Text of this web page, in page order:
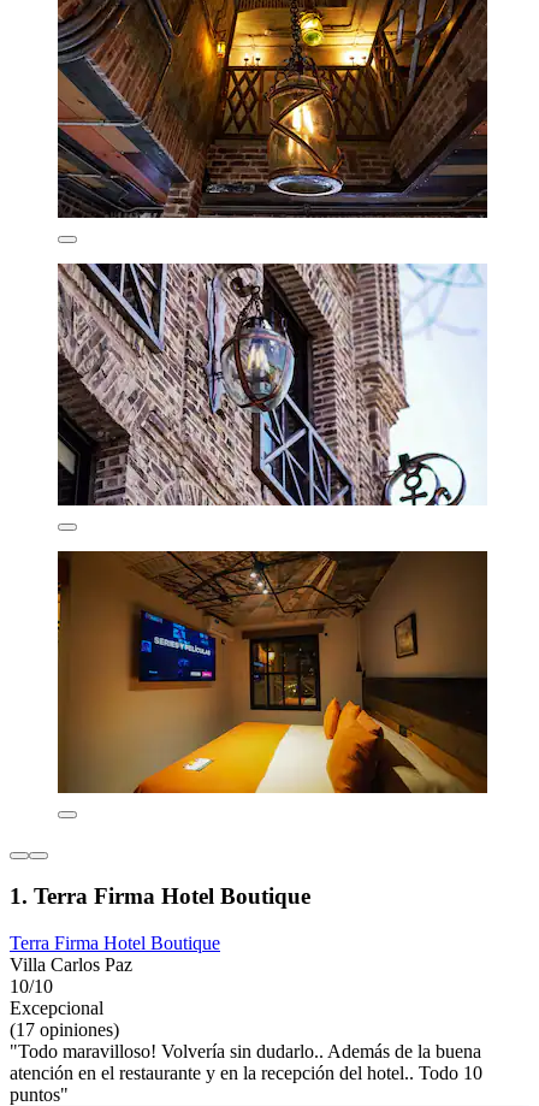
1. Terra Firma Hotel Boutique
Terra Firma Hotel Boutique
Villa Carlos Paz
10/10
Excepcional
(17 opiniones)
"Todo maravilloso! Volvería sin dudarlo.. Además de la buena
atención en el restaurante y en la recepción del hotel.. Todo 10
puntos"